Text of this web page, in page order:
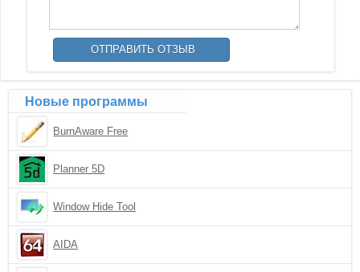
Новые программы
BurnAware Free
Planner 5D
Window Hide Tool
AIDA